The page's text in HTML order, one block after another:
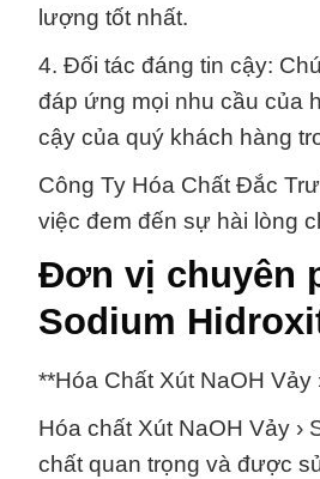
lượng tốt nhất.
4. Đối tác đáng tin cậy:
đáp ứng mọi nhu cầu của
cậy của quý khách hàng
Công Ty Hóa Chất Đắc
việc đem đến sự hài lòng
Đơn vị chuyên
Sodium
**Hóa Chất Xút NaOH
Hóa chất Xút NaOH Vảy ›
chất quan trọng và được